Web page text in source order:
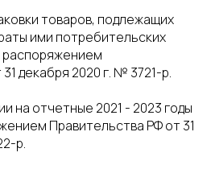
товаров, подлежащих
ими потребительских
распоряжением
декабря 2020 г. № 3721-р.
на отчетные 2021 - 2023 годы
Правительства РФ от 31
р.